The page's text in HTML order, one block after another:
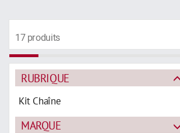
17 produits
RUBRIQUE
Kit Chaîne
MARQUE